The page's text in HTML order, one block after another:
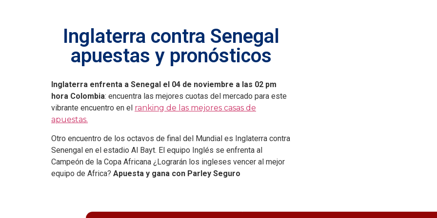
Inglaterra contra Senegal
apuestas y pronósticos
Inglaterra enfrenta a Senegal el 04 de noviembre a las 02 pm
hora Colombia: encuentra las mejores cuotas del mercado para este
vibrante encuentro en el ranking de las mejores casas de
apuestas.
Otro encuentro de los octavos de final del Mundial es Inglaterra contra
Senengal en el estadio Al Bayt. El equipo Inglés se enfrenta al
Campeón de la Copa Africana ¿Lograrán los ingleses vencer al mejor
equipo de Africa? Apuesta y gana con Parley Seguro